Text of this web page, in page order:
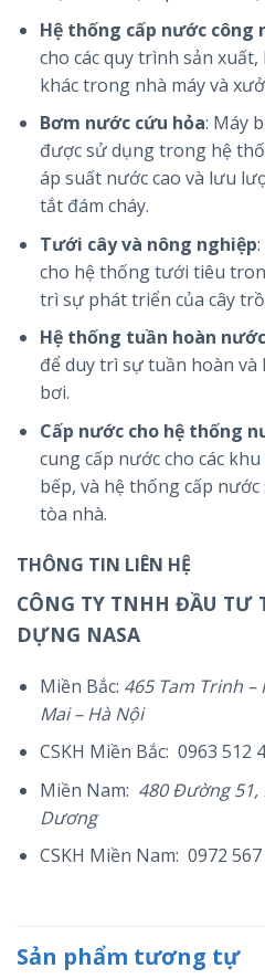
Hệ thống cấp nước công
cho các quy trình sản xuất,
khác trong nhà máy và
Bơm nước cứu hỏa: Máy
được sử dụng trong hệ
áp suất nước cao và lưu
tắt đám cháy.
Tưới cây và nông nghiệp
cho hệ thống tưới tiêu
trì sự phát triển của cây
Hệ thống tuần hoàn
để duy trì sự tuần hoàn
bơi.
Cấp nước cho hệ thống
cung cấp nước cho các
bếp, và hệ thống cấp
tòa nhà.
THÔNG TIN LIÊN HỆ
CÔNG TY TNHH ĐẦU TƯ
DỰNG NASA
Miền Bắc: 465 Tam Trinh –
Mai – Hà Nội
CSKH Miền Bắc: 0963 512
Miền Nam: 480 Đường 51,
Dương
CSKH Miền Nam: 0972
Sản phẩm tương tự